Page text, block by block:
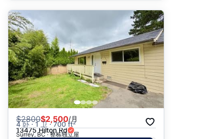
$2800$2,500/月
4 卧 · 1 卫 · 700 ft²
13475 Hilton Rd
Surrey, BC · 整栋独立屋